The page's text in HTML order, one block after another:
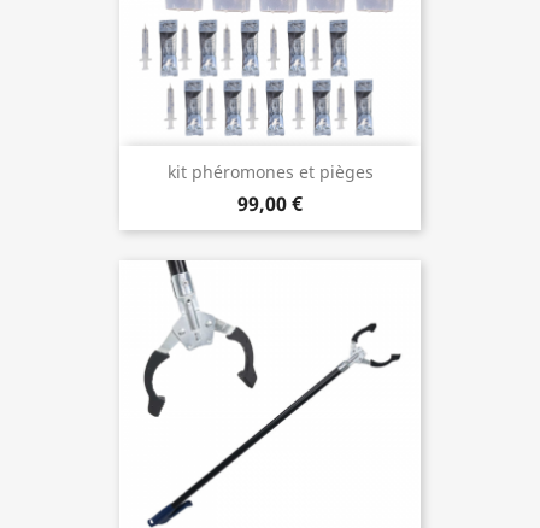
kit phéromones et pièges
99,00 €